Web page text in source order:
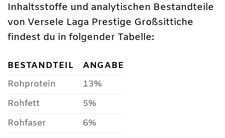
Inhaltsstoffe und analytischen Bestandteile
von Versele Laga Prestige Großsittiche
findest du in folgender Tabelle:
BESTANDTEIL
ANGABE
Rohprotein
13%
Rohfett
5%
Rohfaser
6%